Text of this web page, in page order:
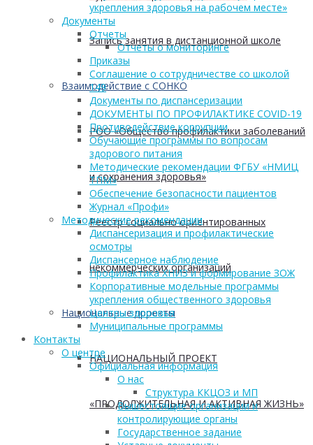
Запись занятия в дистанционной школе
Взаимодействие с СОНКО
РОО «Общество профилактики заболеваний
и сохранения здоровья»
Реестр социально ориентированных
некоммерческих организаций
Национальные проекты
НАЦИОНАЛЬНЫЙ ПРОЕКТ
«ПРОДОЛЖИТЕЛЬНАЯ И АКТИВНАЯ ЖИЗНЬ»
укрепления здоровья на рабочем месте»
Документы
Отчеты
Отчеты о мониторинге
Приказы
Соглашение о сотрудничестве со школой
149
Документы по диспансеризации
ДОКУМЕНТЫ ПО ПРОФИЛАКТИКЕ COVID-19
Противодействие коррупции
Обучающие программы по вопросам
здорового питания
Методические рекомендации ФГБУ «НМИЦ
ТПМ»
Обеспечение безопасности пациентов
Журнал «Профи»
Методические рекомендации
Диспансеризация и профилактические
осмотры
Диспансерное наблюдение
Профилактика ХНИЗ и формирование ЗОЖ
Корпоративные модельные программы
укрепления общественного здоровья
Центры здоровья
Муниципальные программы
Контакты
О центре
Официальная информация
О нас
Структура ККЦОЗ и МП
Вышестоящие организации и
контролирующие органы
Государственное задание